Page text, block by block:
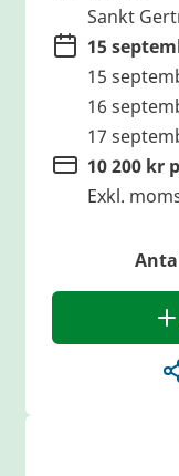
Sankt
15
15
16
17
10 200 kr
Exkl.